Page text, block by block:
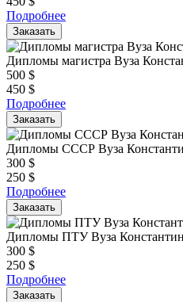
Подробнее
Заказать
Дипломы магистра Вуза
500 $
450 $
Подробнее
Заказать
Дипломы СССР Вуза
300 $
250 $
Подробнее
Заказать
Дипломы ПТУ Вуза
300 $
250 $
Подробнее
Заказать